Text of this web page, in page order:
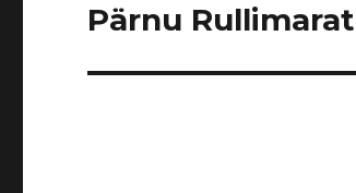
Järgmine
Pärnu